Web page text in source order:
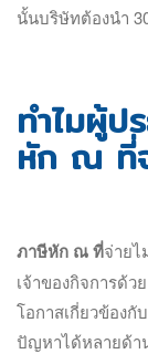
นั้นบริษัทต้องนำ
ทำไมผู้ป
หัก ณ ที่
ภาษีหัก ณ ที่จ่ายไ
เจ้าของกิจการด้ว
โอกาสเกี่ยวข้องกั
ปัญหาได้หลายด้า